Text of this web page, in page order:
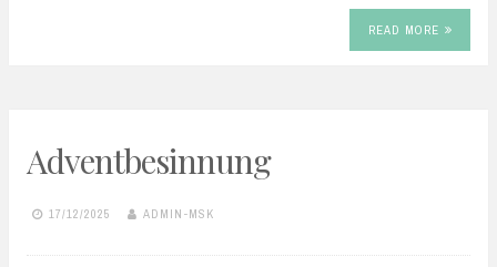
READ MORE
Adventbesinnung
17/12/2025 ADMIN-MSK